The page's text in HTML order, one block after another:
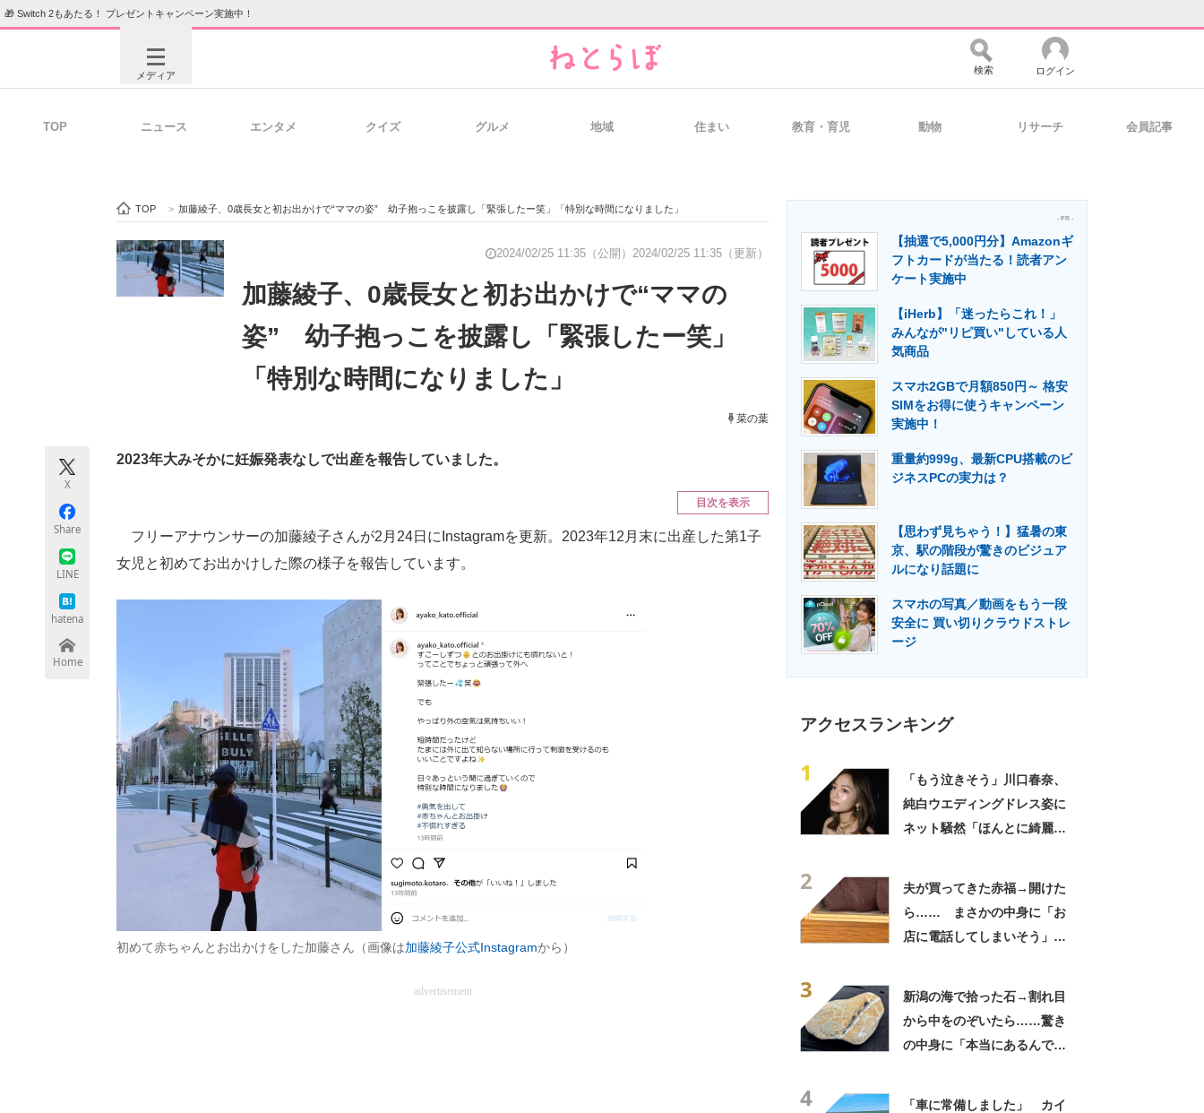
🎁 Switch 2もあたる！ プレゼントキャンペーン実施中！
メディア
ビジネスと働き方のヒント 経営リーダーのコミュニティ マーケ×ITの今がよく分かる
ITエンジニア向け専門サイト 企業向けIT製品の総合サイト IT製品の技術・比較・事例 製造業のIT導入・活用を支援
エネルギーの専門メディア 建設×テクノロジーの最前線
検索 ログイン
TOP ニュース エンタメ クイズ グルメ 地域 住まい 教育・育児 動物 リサーチ 会員記事
TOP > 加藤綾子、0歳長女と初お出かけで“ママの姿” 幼子抱っこを披露し「緊張したー笑」「特別な時間になりました」
2024/02/25 11:35（公開） 2024/02/25 11:35（更新）
加藤綾子、0歳長女と初お出かけで“ママの
姿” 幼子抱っこを披露し「緊張したー笑」
「特別な時間になりました」
菜の葉
X
Share
LINE
hatena
Home
2023年大みそかに妊娠発表なしで出産を報告していました。
目次を表示
フリーアナウンサーの加藤綾子さんが2月24日にInstagramを更新。2023年12月末に出産した第1子
女児と初めてお出かけした際の様子を報告しています。
初めて赤ちゃんとお出かけをした加藤さん（画像は加藤綾子公式Instagramから）
advertisement
- PR -
【抽選で5,000円分】Amazonギ
フトカードが当たる！読者アン
ケート実施中
【iHerb】「迷ったらこれ！」
みんなが"リピ買い"している人
気商品
スマホ2GBで月額850円～ 格安
SIMをお得に使うキャンペーン
実施中！
重量約999g、最新CPU搭載のビ
ジネスPCの実力は？
【思わず見ちゃう！】猛暑の東
京、駅の階段が驚きのビジュア
ルになり話題に
スマホの写真／動画をもう一段
安全に 買い切りクラウドストレ
ージ
アクセスランキング
1
「もう泣きそう」川口春奈、
純白ウエディングドレス姿に
ネット騒然「ほんとに綺麗」
2
夫が買ってきた赤福→開けた
ら…… まさかの中身に「お
店に電話してしまいそう」
3
新潟の海で拾った石→割れ目
から中をのぞいたら……驚き
の中身に「本当にあるんです
4
「車に常備しました」 カイ